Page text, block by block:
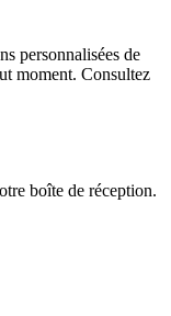
personnalisées de
moment. Consultez
boîte de réception.